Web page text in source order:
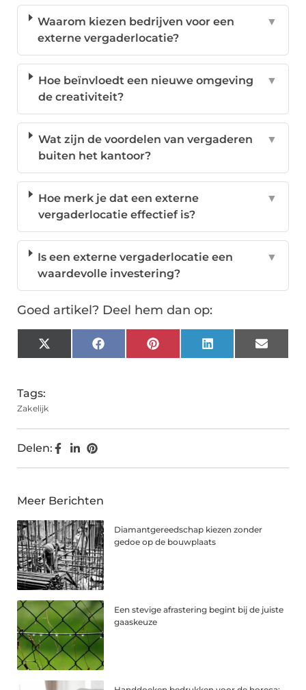
Waarom kiezen bedrijven voor een
externe vergaderlocatie?
▼
Hoe beïnvloedt een nieuwe omgeving
de creativiteit?
▼
Wat zijn de voordelen van vergaderen
buiten het kantoor?
▼
Hoe merk je dat een externe
vergaderlocatie effectief is?
▼
Is een externe vergaderlocatie een
waardevolle investering?
▼
Goed artikel? Deel hem dan op:
X
(Twitter)
FacebookPinterestLinkedIn Email
Tags:
Zakelijk
Delen:
Meer Berichten
Diamantgereedschap kiezen zonder
gedoe op de bouwplaats
Een stevige afrastering begint bij de juiste
gaaskeuze